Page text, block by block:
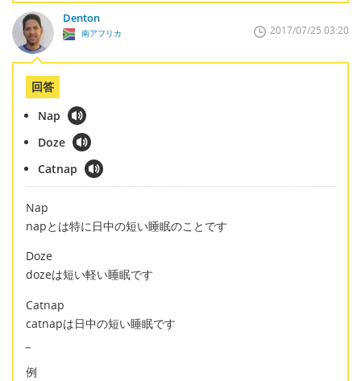
Denton
南アフリカ 2017/07/25 03:20
回答
Nap
Doze
Catnap
Nap
napとは特に日中の短い睡眠のことです
Doze
dozeは短い軽い睡眠です
Catnap
catnapは日中の短い睡眠です
例